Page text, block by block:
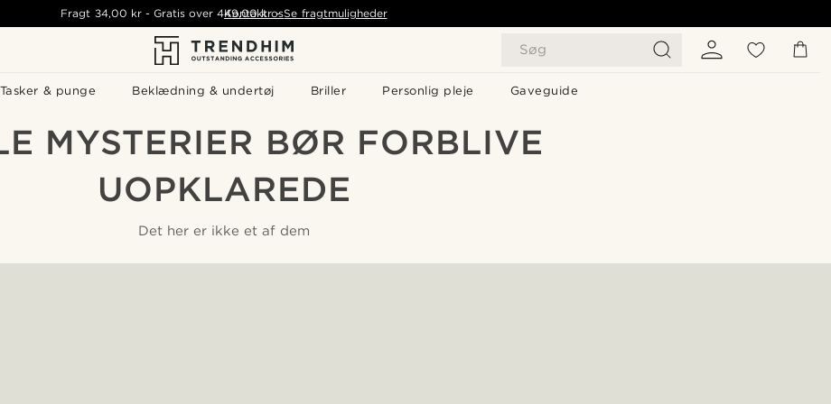
Søg
Tasker & punge Beklædning & undertøj Briller Personlig pleje Gaveguide
Fragt 34,00 kr- Gratis over 449,00 kr - Se fragtmuligheder
Kontakt os
MYSTERIER BØR FORBLIVE
UOPKLAREDE
Det her er ikke et af dem